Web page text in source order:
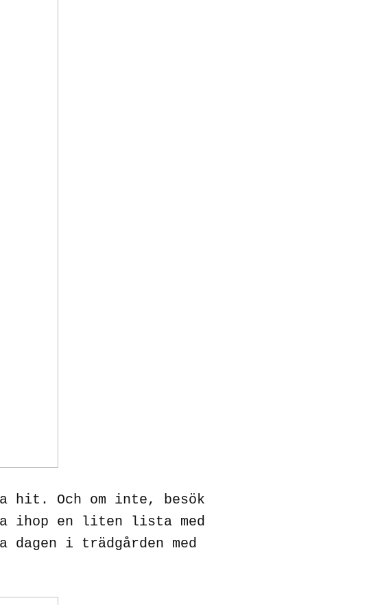
hit. Och om inte, besök
ihop en liten lista med
i trädgården med